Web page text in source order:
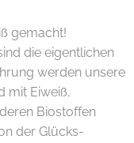
gemacht!
die eigentlichen
werden unsere
mit Eiweiß,
Biostoffen
der Glücks-